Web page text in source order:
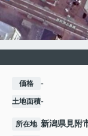
価格 -
土地面積-
所在地 新潟県見附